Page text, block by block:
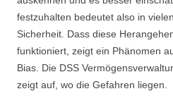
festzuhalten bedeutet also in
Sicherheit. Dass diese
funktioniert, zeigt ein Phänomen
Bias. Die DSS
zeigt auf, wo die Gefahren liegen.